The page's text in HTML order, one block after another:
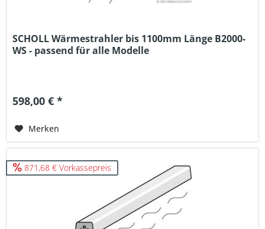
SCHOLL Wärmestrahler bis 1100mm Länge B2000-
WS - passend für alle Modelle
598,00 € *
Merken
871,68 € Vorkassepreis